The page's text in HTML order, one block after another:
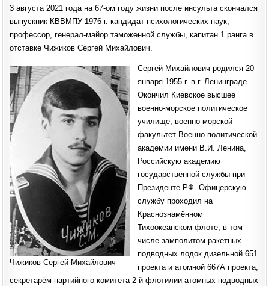
3 августа 2021 года на 67-ом году жизни после инсульта скончался
выпускник КВВМПУ 1976 г. кандидат психологических наук,
профессор, генерал-майор таможенной службы, капитан 1 ранга в
отставке Чижиков Сергей Михайлович.
Чижиков Сергей Михайлович
Сергей Михайлович родился 20
января 1955 г. в г. Ленинграде.
Окончил Киевское высшее
военно-морское политическое
училище, военно-морской
факультет Военно-политической
академии имени В.И. Ленина,
Российскую академию
государственной службы при
Президенте РФ. Офицерскую
службу проходил на
Краснознамённом
Тихоокеанском флоте, в том
числе замполитом ракетных
подводных лодок дизельной 651
проекта и атомной 667А проекта,
секретарём партийного комитета 2-й флотилии атомных подводных